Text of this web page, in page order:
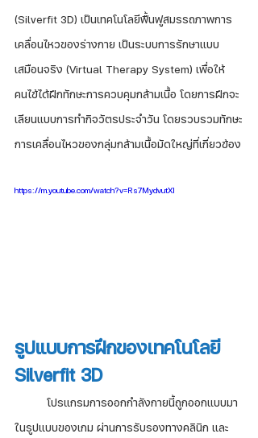
(Silverfit 3D) เป็นเทคโนโลยีฟื้นฟูสมรรถภาพการ
เคลื่อนไหวของร่างกาย เป็นระบบการรักษาแบบ
เสมือนจริง (Virtual Therapy System) เพื่อให้
คนไข้ได้ฝึกทักษะการควบคุมกล้ามเนื้อ โดยการฝึกจะ
เลียนแบบการทำกิจวัตรประจำวัน โดยรวบรวมทักษะ
การเคลื่อนไหวของกลุ่มกล้ามเนื้อมัดใหญ่ที่เกี่ยวข้อง
https://m.youtube.com/watch?v=Rs7MydvutXI
รูปแบบการฝึกของเทคโนโลยี
Silverfit 3D
ในรูปแบบของเกม ผ่านการรับรองทางคลินิก และ